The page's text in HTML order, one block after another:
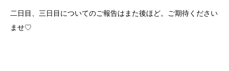
二日目、三日目についてのご報告はまた後ほど。ご期待ください
ませ♡